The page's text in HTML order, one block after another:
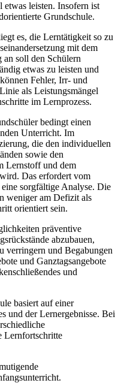
leisten. Insofern ist
Grundschule.
es, die Lerntätigkeit so zu
mit dem
soll den Schülern
etwas zu leisten und
Fehler, Irr- und
als Leistungsmängel
im Lernprozess.
bedingt einen
Unterricht. Im
die den individuellen
sowie den
Lernstoff und dem
Das erfordert vom
sorgfältige Analyse. Die
weniger am Defizit als
orientiert sein.
präventive
abzubauen,
verringern und Begabungen
und Ganztagsangebote
und
basiert auf einer
und der Lernergebnisse. Bei
Lernfortschritte